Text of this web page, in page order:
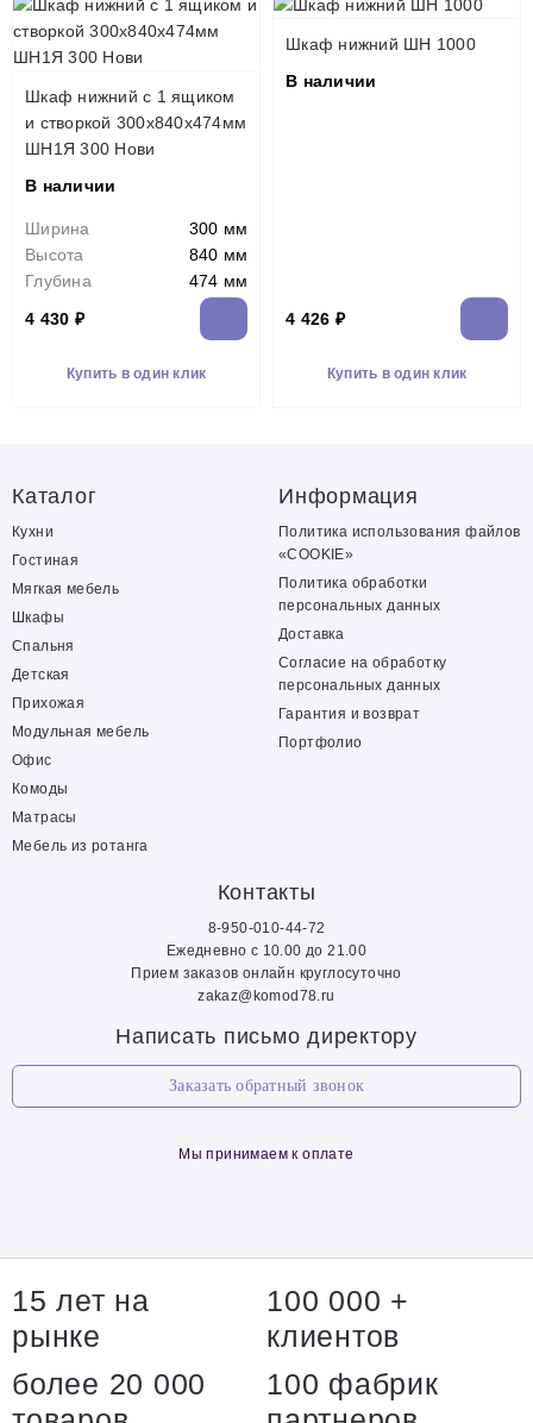
Шкаф нижний с 1 ящиком
и створкой 300х840х474мм
ШН1Я 300 Нови
В наличии
Ширина
300 мм
Высота
840 мм
Глубина
474 мм
4 430 ₽
Купить в один клик
Шкаф нижний ШН 1000
В наличии
4 426 ₽
Купить в один клик
Каталог
Кухни
Гостиная
Мягкая мебель
Шкафы
Спальня
Детская
Прихожая
Модульная мебель
Офис
Комоды
Матрасы
Мебель из ротанга
Информация
Политика использования файлов
«COOKIE»
Политика обработки
персональных данных
Доставка
Согласие на обработку
персональных данных
Гарантия и возврат
Портфолио
Контакты
8-950-010-44-72
Ежедневно с 10.00 до 21.00
Прием заказов онлайн круглосуточно
zakaz@komod78.ru
Написать письмо директору
Заказать обратный звонок
Мы принимаем к оплате
15 лет на
рынке
100 000 +
клиентов
более 20 000
100 фабрик